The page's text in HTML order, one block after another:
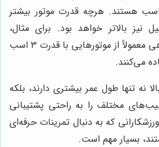
هستند. هرچه قدرت موتور بیشتر
نیز بالاتر خواهد بود. برای مثال،
تردمیل‌های باشگاهی معمولاً از موتورهایی با قدرت 3 اسب
می‌کنند.
نه تنها طول عمر بیشتری دارند، بلکه
مختلف را به راحتی پشتیبانی
که به دنبال تمرینات حرفه‌ای
بسیار مهم است.